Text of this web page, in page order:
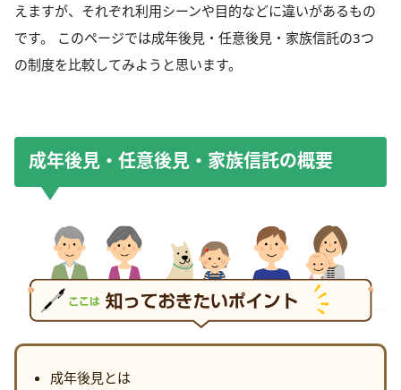
えますが、それぞれ利用シーンや目的などに違いがあるもの
です。 このページでは成年後見・任意後見・家族信託の3つ
の制度を比較してみようと思います。
成年後見・任意後見・家族信託の概要
成年後見とは